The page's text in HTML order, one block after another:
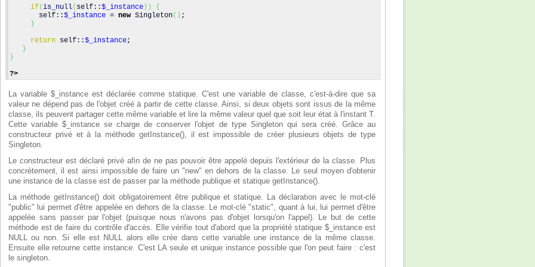
if(is_null( self::$_instance ) )
{
       self::
$_instance = new Singleton( ) ;
}
return self::$_instance;
}
}
?>
La variable $_instance est déclarée comme statique. C'est une variable de classe, c'est-à-dire que sa
valeur ne dépend pas de l'objet créé à partir de cette classe. Ainsi, si deux objets sont issus de la même
classe, ils peuvent partager cette même variable et lire la même valeur quel que soit leur état à l'instant T.
Cette variable $_instance se charge de conserver l'objet de type Singleton qui sera créé. Grâce au
constructeur privé et à la méthode getInstance(), il est impossible de créer plusieurs objets de type
Singleton.
Le constructeur est déclaré privé afin de ne pas pouvoir être appelé depuis l'extérieur de la classe. Plus
concrètement, il est ainsi impossible de faire un "new" en dehors de la classe. Le seul moyen d'obtenir
une instance de la classe est de passer par la méthode publique et statique getInstance().
La méthode getInstance() doit obligatoirement être publique et statique. La déclaration avec le mot-clé
"public" lui permet d'être appelée en dehors de la classe. Le mot-clé "static", quant à lui, lui permet d'être
appelée sans passer par l'objet (puisque nous n'avons pas d'objet lorsqu'on l'appel). Le but de cette
méthode est de faire du contrôle d'accès. Elle vérifie tout d'abord que la propriété statique $_instance est
NULL ou non. Si elle est NULL alors elle crée dans cette variable une instance de la même classe.
Ensuite elle retourne cette instance. C'est LA seule et unique instance possible que l'on peut faire : c'est
le singleton.